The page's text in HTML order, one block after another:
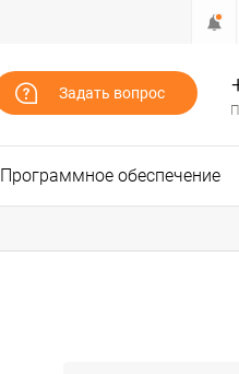
Задать вопрос
Программное обеспечение